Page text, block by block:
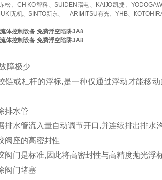
松、CHIKO智科、SUIDEN瑞电、KAIJO凯捷、
无机、SINTO新东、
ARIMITSU有光、YHB、
体控制设备 免费浮空陷阱JA8
体控制设备 免费浮空陷阱JA8
障极少
链或杠杆的浮标,是一种仅通过浮动才能移
排水管
排水管流入量自动调节开口,并连续排出排水
阀座的高密封性
阀门是标准,因此将高密封性与高精度抛光浮
阀门堵塞